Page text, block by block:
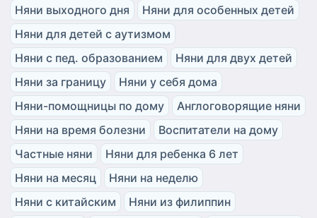
Няни выходного дня
Няни для особенных детей
Няни для детей с аутизмом
Няни с пед. образованием
Няни для двух детей
Няни за границу
Няни у себя дома
Няни-помощницы по дому
Англоговорящие няни
Няни на время болезни
Воспитатели на дому
Частные няни
Няни для ребенка 6 лет
Няни на месяц
Няни на неделю
Няни с китайским
Няни из филиппин